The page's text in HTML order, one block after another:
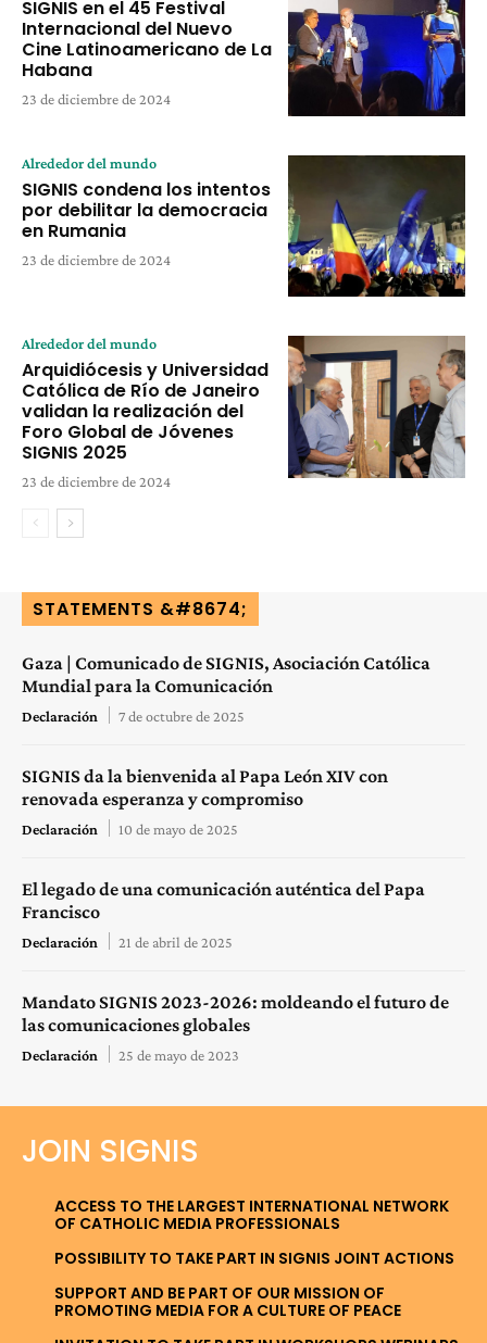
SIGNIS en el 45 Festival
Internacional del Nuevo
Cine Latinoamericano de La
Habana
23 de diciembre de 2024
Alrededor del mundo
SIGNIS condena los intentos
por debilitar la democracia
en Rumania
23 de diciembre de 2024
Alrededor del mundo
Arquidiócesis y Universidad
Católica de Río de Janeiro
validan la realización del
Foro Global de Jóvenes
SIGNIS 2025
23 de diciembre de 2024
STATEMENTS &#8674;
Gaza | Comunicado de SIGNIS, Asociación Católica
Mundial para la Comunicación
Declaración 7 de octubre de 2025
SIGNIS da la bienvenida al Papa León XIV con
renovada esperanza y compromiso
Declaración 10 de mayo de 2025
El legado de una comunicación auténtica del Papa
Francisco
Declaración 21 de abril de 2025
Mandato SIGNIS 2023-2026: moldeando el futuro de
las comunicaciones globales
Declaración 25 de mayo de 2023
JOIN SIGNIS
ACCESS TO THE LARGEST INTERNATIONAL NETWORK
OF CATHOLIC MEDIA PROFESSIONALS
POSSIBILITY TO TAKE PART IN SIGNIS JOINT ACTIONS
SUPPORT AND BE PART OF OUR MISSION OF
PROMOTING MEDIA FOR A CULTURE OF PEACE